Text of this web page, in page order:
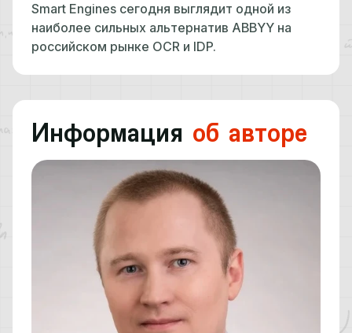
Smart Engines сегодня выглядит одной из
наиболее сильных альтернатив ABBYY на
российском рынке OCR и IDP.
Информация об авторе